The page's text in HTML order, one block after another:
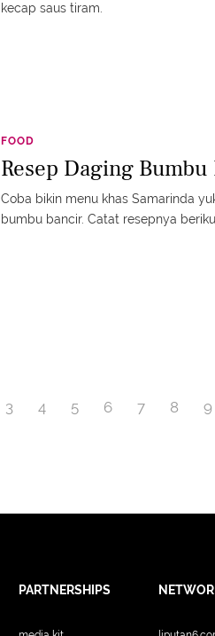
kecap saus tiram.
FOOD
Resep Daging
Coba bikin menu khas Samarinda
bumbu bancir. Catat resepnya
3 4 5 6 7 8 9
PARTNERSHIPS